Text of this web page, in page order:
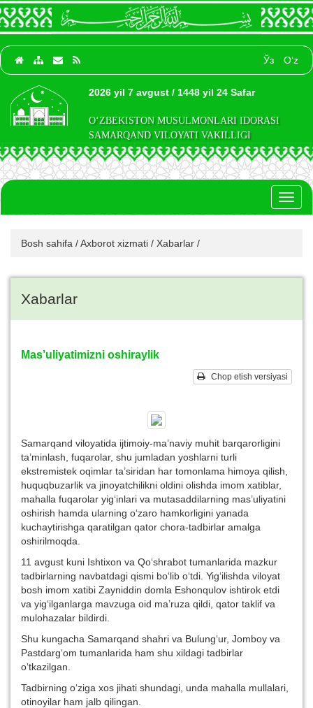
Ўз O‘z
2026 yil 7 avgust / 1448 yil 24 Safar
O‘ZBEKISTON MUSULMONLARI IDORASI
SAMARQAND VILOYATI VAKILLIGI
Bosh sahifa /Axborot xizmati / Xabarlar /
Xabarlar
Mas’uliyatimizni oshiraylik
Chop etish versiyasi
Samarqand viloyatida ijtimoiy-ma’naviy muhit barqarorligini
ta’minlash, fuqarolar, shu jumladan yoshlarni turli
ekstremistek oqimlar ta’siridan har tomonlama himoya qilish,
huquqbuzarlik va jinoyatchilikni oldini olishda imom xatiblar,
mahalla fuqarolar yig‘inlari va mutasaddilarning mas’uliyatini
oshirish hamda ularning o‘zaro hamkorligini yanada
kuchaytirishga qaratilgan qator chora-tadbirlar amalga
oshirilmoqda.
11 avgust kuni Ishtixon va Qo‘shrabot tumanlarida mazkur
tadbirlarning navbatdagi qismi bo‘lib o‘tdi. Yig‘ilishda viloyat
bosh imom xatibi Zayniddin domla Eshonqulov ishtirok etdi
va yig‘ilganlarga mavzuga oid ma’ruza qildi, qator taklif va
mulohazalar bildirdi.
Shu kungacha Samarqand shahri va Bulung‘ur, Jomboy va
Pastdarg‘om tumanlarida ham shu xildagi tadbirlar
o‘tkazilgan.
Tadbirning o‘ziga xos jihati shundagi, unda mahalla mullalari,
otinoyilar ham jalb qilingan.